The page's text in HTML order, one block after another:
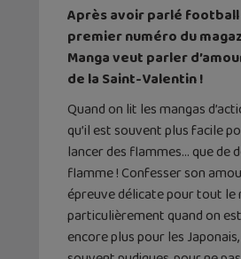
Après avoir parlé football
premier numéro du
Manga veut parler
de la Saint-Valentin !
Quand on lit les mangas
qu’il est souvent plus facile
lancer des flammes… que de
flamme ! Confesser son
épreuve délicate pour tout le
particulièrement quand on
encore plus pour les